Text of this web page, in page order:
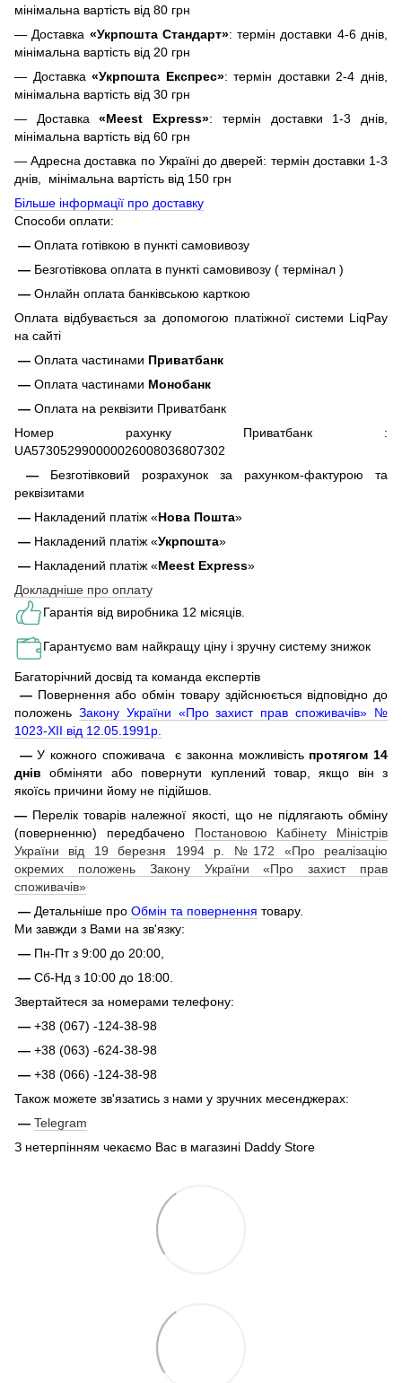
мінімальна вартість від 80 грн
— Доставка «Укрпошта Стандарт»: термін доставки 4-6 днів,
мінімальна вартість від 20 грн
— Доставка«Укрпошта Експрес»: термін доставки 2-4 днів,
мінімальна вартість від 30 грн
— Доставка«Meest Express»: термін доставки 1-3 днів,
мінімальна вартість від 60 грн
— Адресна доставка по Україні до дверей: термін доставки 1-3
днів, мінімальна вартість від 150 грн
Більше інформації про доставку
Способи оплати:
— Оплата готівкою в пункті самовивозу
— Безготівкова оплата в пункті самовивозу ( термінал )
— Онлайн оплата банківською карткою
Оплата відбувається за допомогою платіжної системи LiqPay
на сайті
— Оплата частинами Приватбанк
— Оплата частинами Монобанк
— Оплата на реквізити Приватбанк
Номер рахунку Приватбанк :
UA573052990000026008036807302
— Безготівковий розрахунок за рахунком-фактурою та
реквізитами
— Накладений платіж «Нова Пошта»
— Накладений платіж «Укрпошта»
— Накладений платіж «Meest Express»
Докладніше про оплату
Гарантія від виробника 12 місяців.
Гарантуємо вам найкращу ціну і зручну систему знижок
Багаторічний досвід та команда експертів
— Повернення або обмін товару здійснюється відповідно до
положень Закону України «Про захист прав споживачів» №
1023-XII від 12.05.1991р.
—У кожного споживача є законна можливість протягом 14
днів обміняти або повернути куплений товар, якщо він з
якоїсь причини йому не підійшов.
— Перелік товарів належної якості, що не підлягають обміну
(поверненню) передбачено Постановою Кабінету Міністрів
України від 19 березня 1994 р. №172 «Про реалізацію
окремих положень Закону України «Про захист прав
споживачів»
— Детальніше про Обмін та повернення товару.
Ми завжди з Вами на зв'язку:
— Пн-Пт з 9:00 до 20:00,
— Сб-Нд з 10:00 до 18:00.
Звертайтеся за номерами телефону:
— +38 (067) -124-38-98
— +38 (063) -624-38-98
— +38 (066) -124-38-98
Також можете зв'язатись з нами у зручних месенджерах:
— Telegram
З нетерпінням чекаємо Вас в магазині Daddy Store